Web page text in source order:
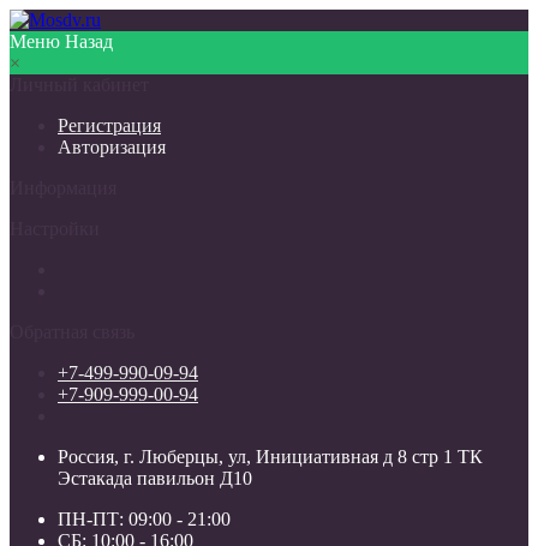
Меню Назад
×
Регистрация
Авторизация
+7-499-990-09-94
+7-909-999-00-94
Россия, г. Люберцы, ул, Инициативная д 8 стр 1 ТК
Эстакада павильон Д10
ПН-ПТ: 09:00 - 21:00
СБ: 10:00 - 16:00